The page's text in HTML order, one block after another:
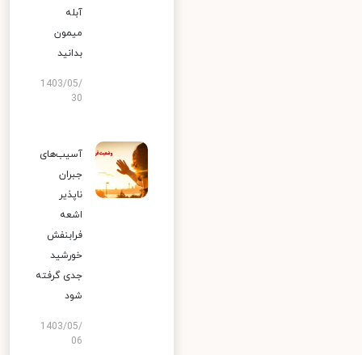
آبله
میمون
بدانید
1403/05/
30
آسیب‌های
جبران
ناپذیر
اشعه
فرابنفش
خورشید
جدی گرفته
شود
1403/05/
06